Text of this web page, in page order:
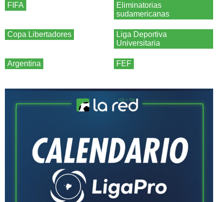
FIFA
Eliminatorias
sudamericanas
Copa Libertadores
Liga Deportiva
Universitaria
Argentina FEF